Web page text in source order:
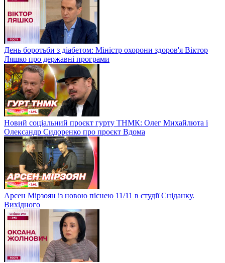
День боротьби з діабетом: Міністр охорони здоров'я Віктор
Ляшко про державні програми
Новий соціальний проєкт гурту ТНМК: Олег Михайлюта і
Олександр Сидоренко про проєкт Вдома
Арсен Мірзоян із новою піснею 11/11 в студії Сніданку.
Вихідного